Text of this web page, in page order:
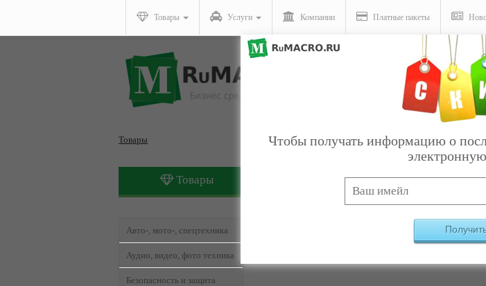
Товары Услуги Компании Платные пакеты
Товары
Товары Услуги
Авто-, мото-, спецтехника
Аудио, видео, фото техника
Безопасность и защита
Найдено:0
Чтобы получать информацию о